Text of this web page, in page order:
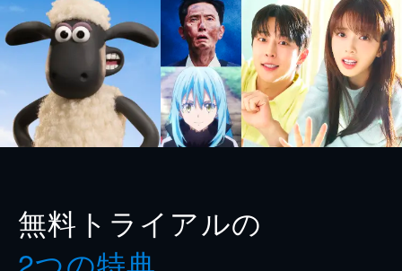
無料トライアルの